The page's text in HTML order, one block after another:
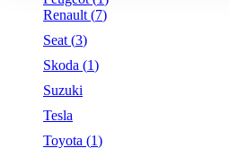
Renault (7)
Seat (3)
Skoda (1)
Suzuki
Tesla
Toyota (1)